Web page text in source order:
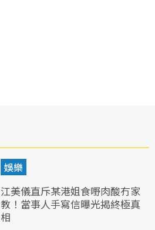
娛樂
江美儀直斥某港姐食嘢肉酸冇家
教！當事人手寫信曝光揭終極真
相